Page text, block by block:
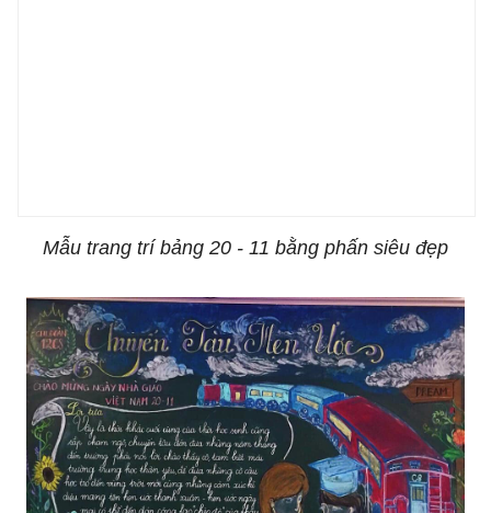
Mẫu trang trí bảng 20 - 11 bằng phấn siêu đẹp